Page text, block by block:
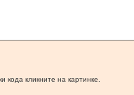
кода кликните на картинке.